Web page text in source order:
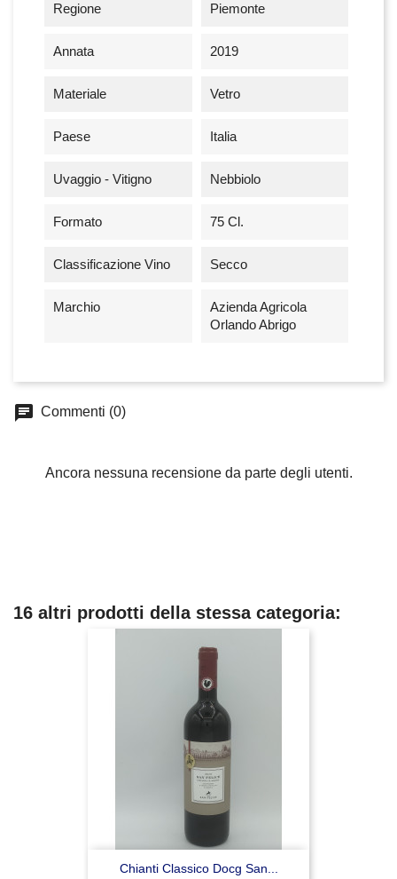
Regione Piemonte
Annata 2019
Materiale Vetro
Paese Italia
Uvaggio - Vitigno Nebbiolo
Formato 75 Cl.
Classificazione Vino Secco
Marchio
Azienda Agricola
Orlando Abrigo
chat Commenti (0)
Ancora nessuna recensione da parte degli utenti.
16 altri prodotti della stessa categoria:
Chianti Classico Docg San...